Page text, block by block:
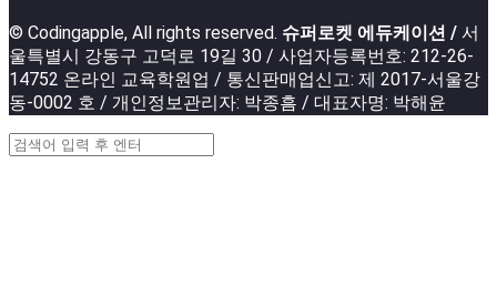
© Codingapple, All rights reserved. 슈퍼로켓 에듀케이션 / 서
울특별시 강동구 고덕로 19길 30 / 사업자등록번호: 212-26-
14752 온라인 교육학원업 / 통신판매업신고: 제 2017-서울강
동-0002 호 / 개인정보관리자: 박종흠 / 대표자명: 박해윤